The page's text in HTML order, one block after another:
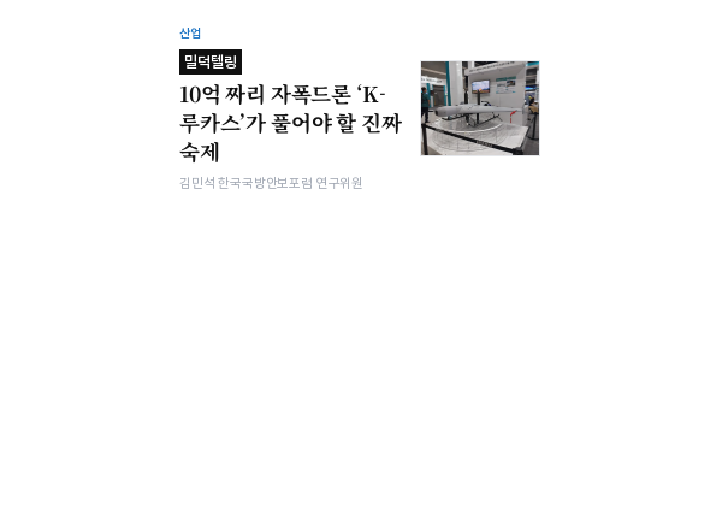
산업
밀덕텔링
10억 짜리 자폭드론 ‘K-
루카스’가 풀어야 할 진짜
숙제
김민석 한국국방안보포럼 연구위원